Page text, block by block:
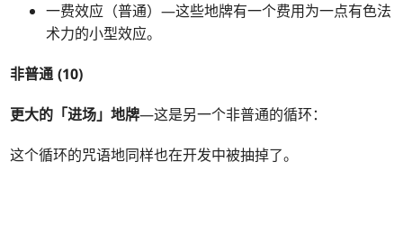
一费效应（普通）—这些地牌有一个费用为一点有色法
术力的小型效应。
非普通 (10)
更大的「进场」地牌—这是另一个非普通的循环：
这个循环的咒语地同样也在开发中被抽掉了。